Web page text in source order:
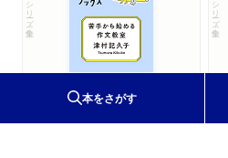
本をさがす
シリーズ・全集
─文章が書けたらいいことはある？
津村記久子著
シリーズ・全集